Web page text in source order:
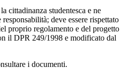
cittadinanza studentesca e ne
deve essere rispettato
proprio regolamento e del progetto
il DPR 249/1998 e modificato dal
i documenti.